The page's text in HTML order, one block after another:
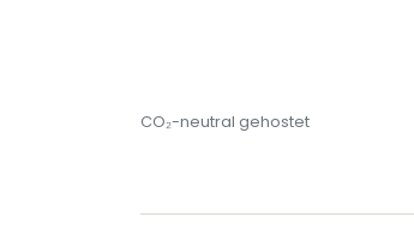
CO₂-neutral gehostet